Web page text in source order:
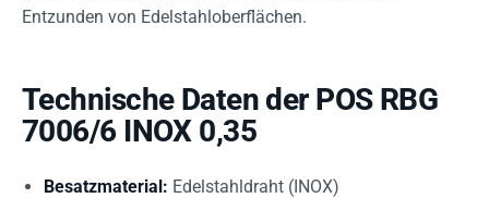
Entzunden von Edelstahloberflächen.
Technische Daten der POS RBG
7006/6 INOX 0,35
Besatzmaterial: Edelstahldraht (INOX)